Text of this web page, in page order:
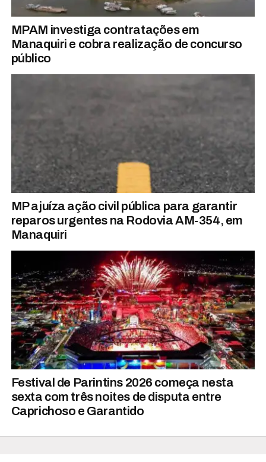
MPAM investiga contratações em
Manaquiri e cobra realização de concurso
público
MP ajuíza ação civil pública para garantir
reparos urgentes na Rodovia AM-354, em
Manaquiri
Festival de Parintins 2026 começa nesta
sexta com três noites de disputa entre
Caprichoso e Garantido